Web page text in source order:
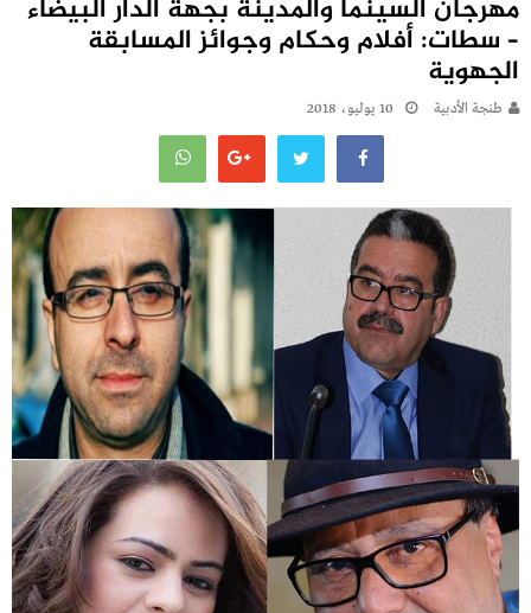
مهرجان السينما والمدينة بجهة الدار البيضاء
– سطات: أفلام وحكام وجوائز المسابقة
الجهوية
طنجة الأدبية 10 يوليو، 2018